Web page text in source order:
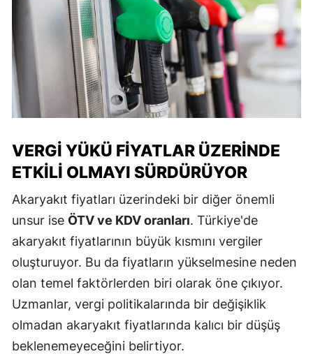
VERGI YÜKÜ FIYATLAR ÜZERINDE
ETKILI OLMAYI SÜRDÜRÜYOR
Akaryakıt fiyatları üzerindeki bir diğer önemli
unsur ise ÖTV ve KDV oranları. Türkiye'de
akaryakıt fiyatlarının büyük kısmını vergiler
oluşturuyor. Bu da fiyatların yükselmesine neden
olan temel faktörlerden biri olarak öne çıkıyor.
Uzmanlar, vergi politikalarında bir değişiklik
olmadan akaryakıt fiyatlarında kalıcı bir düşüş
beklenemeyeceğini belirtiyor.